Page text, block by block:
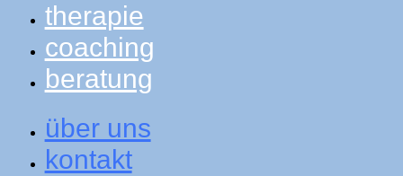
therapie
coaching
beratung
über uns
kontakt